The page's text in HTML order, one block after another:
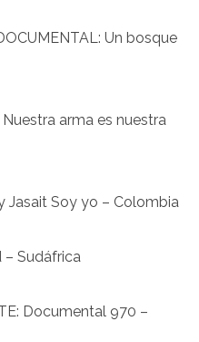
Un bosque
arma es nuestra
Jasait Soy yo – Colombia
– Sudáfrica
Documental 970 –